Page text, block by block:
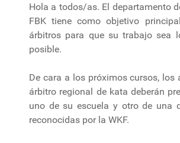
Hola a todos/as. El departamento
FBK tiene como objetivo
árbitros para que su trabajo sea
posible.
De cara a los próximos cursos, los
árbitro regional de kata deberán
uno de su escuela y otro de una
reconocidas por la WKF.